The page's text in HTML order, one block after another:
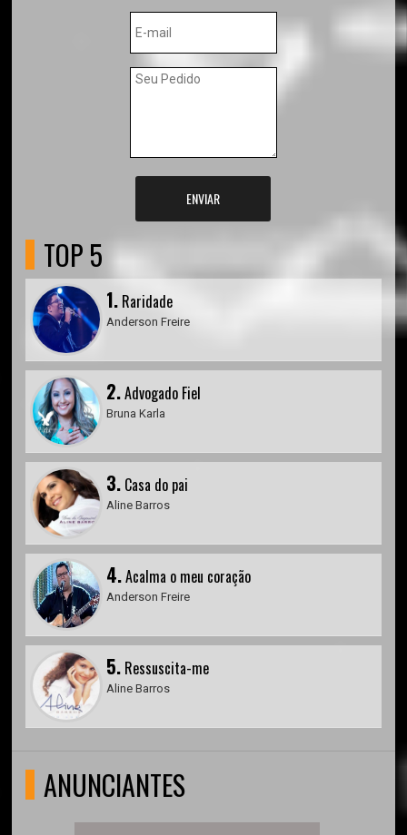
ENVIAR
TOP 5
1. Raridade
Anderson Freire
2.Advogado Fiel
Bruna Karla
3. Casa do pai
Aline Barros
4.Acalma o meu coração
Anderson Freire
5. Ressuscita-me
Aline Barros
ANUNCIANTES